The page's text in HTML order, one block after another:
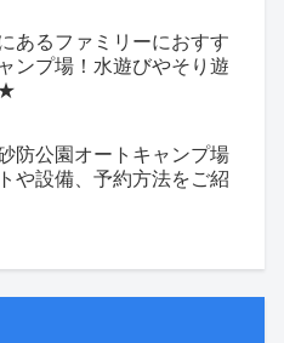
あるファミリーにおすす
ンプ場！水遊びやそり遊
防公園オートキャンプ場
トや設備、予約方法をご紹